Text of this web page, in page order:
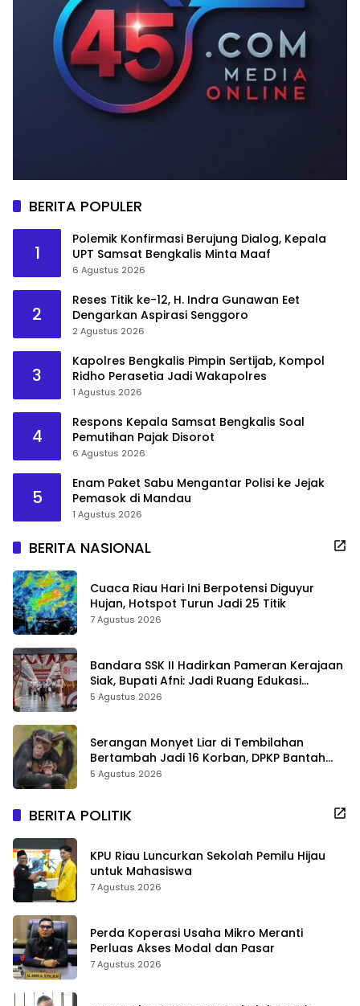
BERITA POPULER
1
Polemik Konfirmasi Berujung Dialog, Kepala
UPT Samsat Bengkalis Minta Maaf
6 Agustus 2026
2
Reses Titik ke-12, H. Indra Gunawan Eet
Dengarkan Aspirasi Senggoro
2 Agustus 2026
3
Kapolres Bengkalis Pimpin Sertijab, Kompol
Ridho Perasetia Jadi Wakapolres
1 Agustus 2026
4
Respons Kepala Samsat Bengkalis Soal
Pemutihan Pajak Disorot
6 Agustus 2026
5
Enam Paket Sabu Mengantar Polisi ke Jejak
Pemasok di Mandau
1 Agustus 2026
BERITA NASIONAL
Cuaca Riau Hari Ini Berpotensi Diguyur
Hujan, Hotspot Turun Jadi 25 Titik
7 Agustus 2026
Bandara SSK II Hadirkan Pameran Kerajaan
Siak, Bupati Afni: Jadi Ruang Edukasi
Sejarah Riau
5 Agustus 2026
Serangan Monyet Liar di Tembilahan
Bertambah Jadi 16 Korban, DPKP Bantah
Video Gerombolan Viral
5 Agustus 2026
BERITA POLITIK
KPU Riau Luncurkan Sekolah Pemilu Hijau
untuk Mahasiswa
7 Agustus 2026
Perda Koperasi Usaha Mikro Meranti
Perluas Akses Modal dan Pasar
7 Agustus 2026